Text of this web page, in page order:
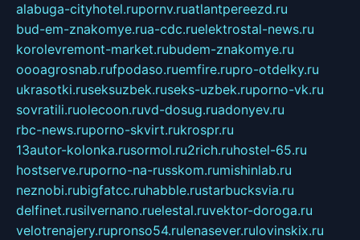
alabuga-cityhotel.rupornv.ruatlantpereezd.ru
bud-em-znakomye.rua-cdc.ruelektrostal-news.ru
korolevremont-market.rubudem-znakomye.ru
oooagrosnab.rufpodaso.ruemfire.rupro-otdelky.ru
ukrasotki.ruseksuzbek.ruseks-uzbek.ruporno-vk.ru
sovratili.ruolecoon.ruvd-dosug.ruadonyev.ru
rbc-news.ruporno-skvirt.rukrospr.ru
13autor-kolonka.rusormol.ru2rich.ruhostel-65.ru
hostserve.ruporno-na-russkom.rumishinlab.ru
neznobi.rubigfatcc.ruhabble.rustarbucksvia.ru
delfinet.rusilvernano.ruelestal.ruvektor-doroga.ru
velotrenajery.rupronso54.rulenasever.rulovinskix.ru